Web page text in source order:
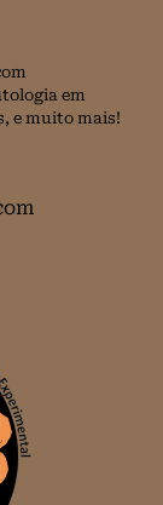
em
e muito mais!